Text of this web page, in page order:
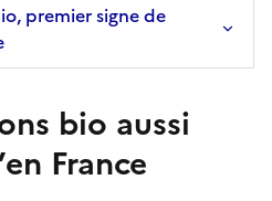
premier signe de
bio aussi
France